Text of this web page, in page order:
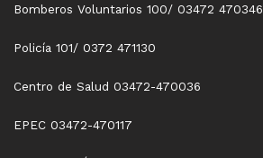
Bomberos Voluntarios 100/ 03472 470346
Policía 101/ 0372 471130
Centro de Salud 03472-470036
EPEC 03472-470117